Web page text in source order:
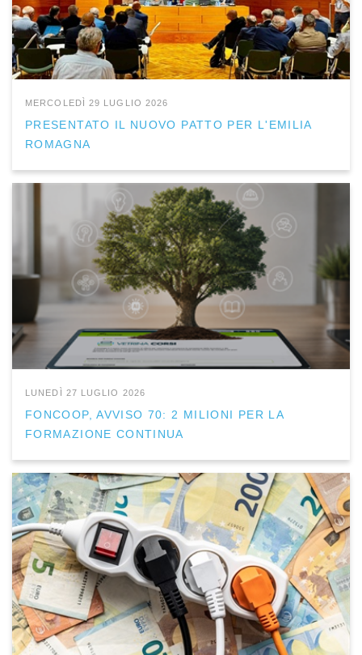
MERCOLEDÌ 29 LUGLIO 2026
PRESENTATO IL NUOVO PATTO PER L'EMILIA
ROMAGNA
LUNEDÌ 27 LUGLIO 2026
FONCOOP, AVVISO 70: 2 MILIONI PER LA
FORMAZIONE CONTINUA